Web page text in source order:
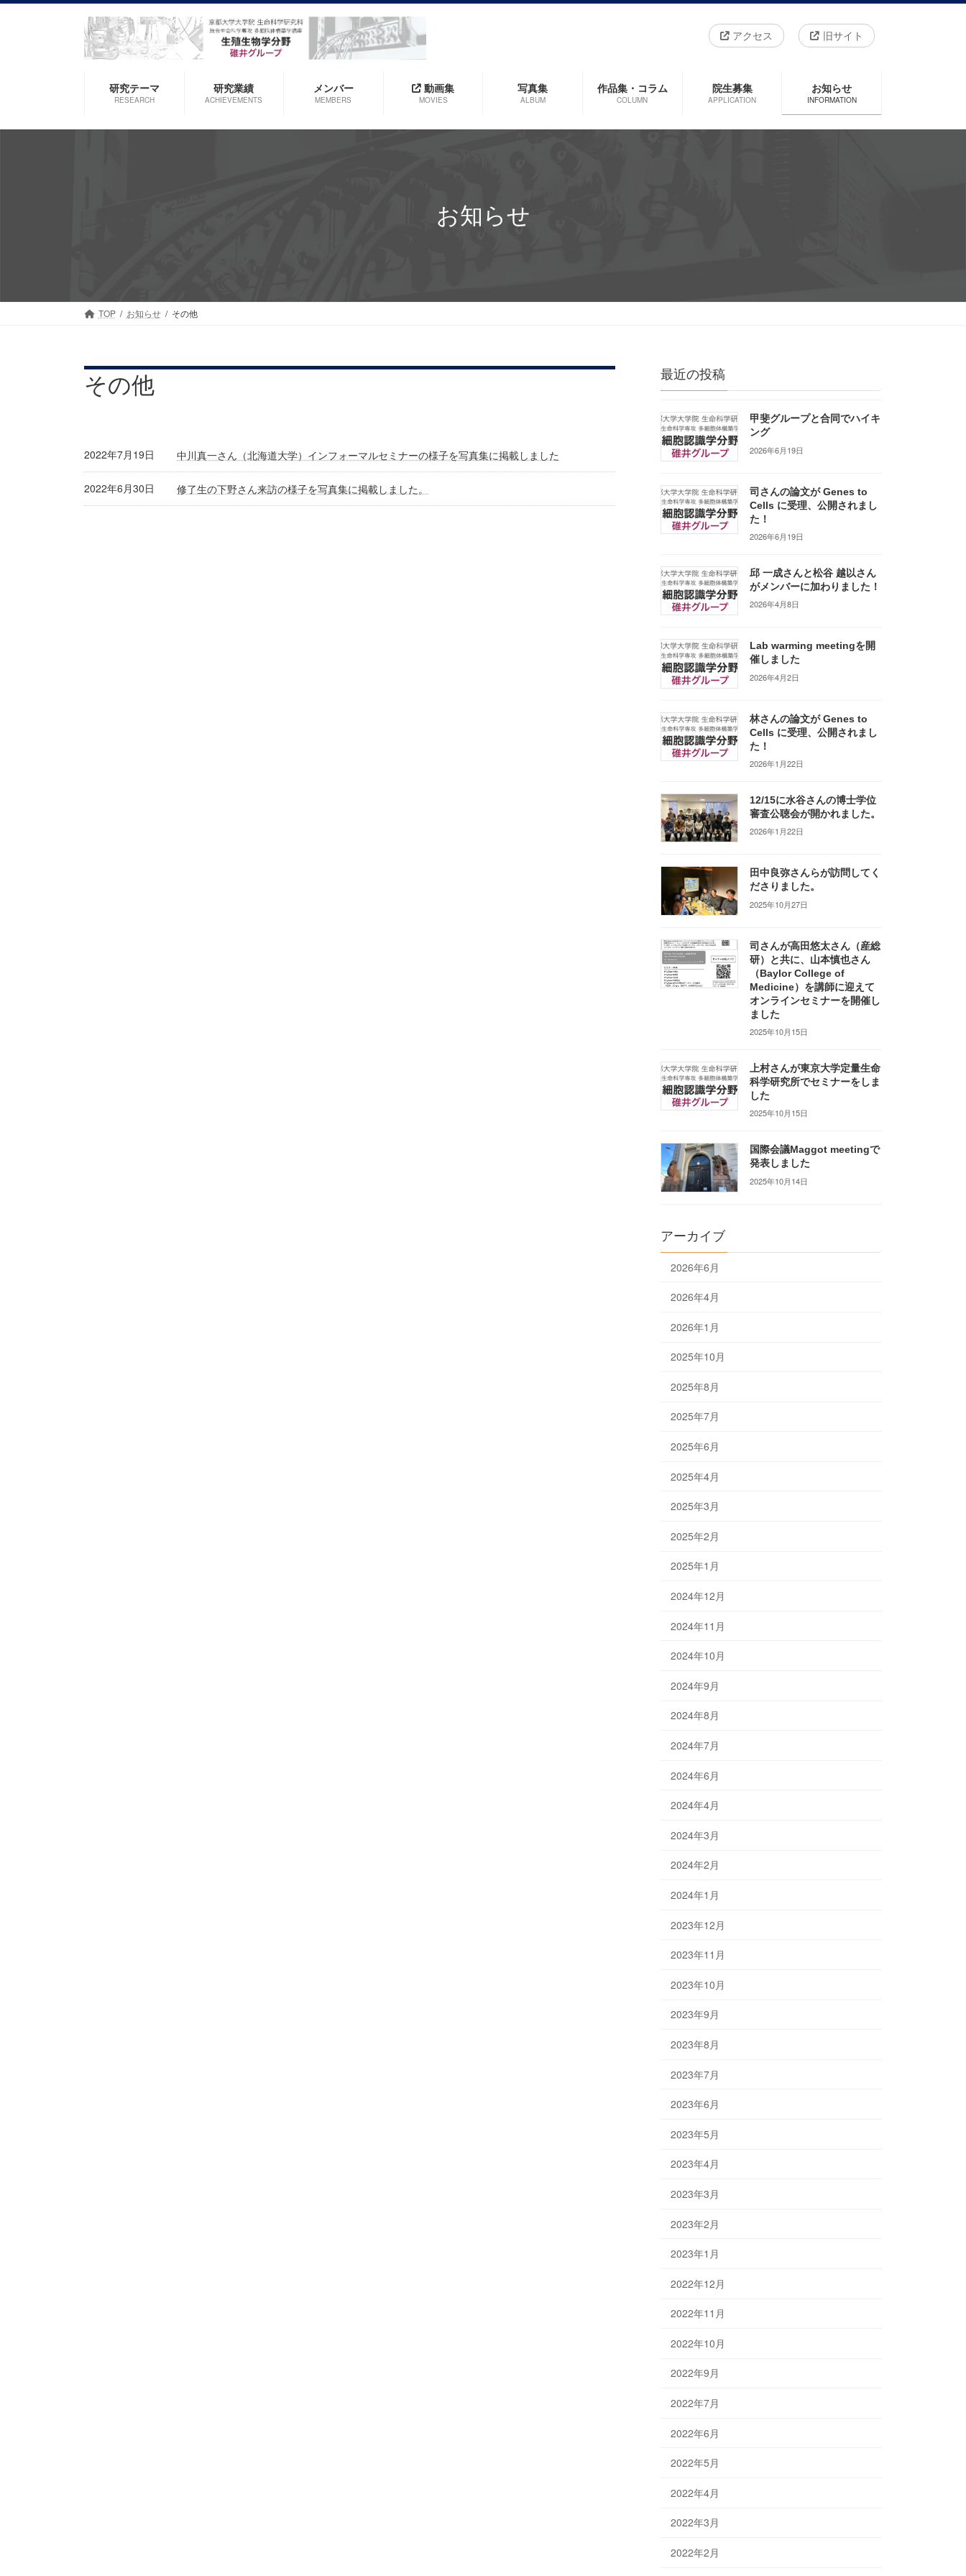
コ
キ
ナ
に
アクセス 旧サイト
研究テーマ
RESEARCH
研究業績
ACHIEVEMENTS
メンバー
MEMBERS
動画集
MOVIES
写真集
ALBUM
作品集・コラム
COLUMN
院生募集
APPLICATION
お知らせ
INFORMATION
お知らせ
TOP お知らせ その他
その他
2022年7月19日 中川真一さん（北海道大学）インフォーマルセミナーの様子を写真集に掲載しました
2022年6月30日 修了生の下野さん来訪の様子を写真集に掲載しました。
最近の投稿
甲斐グループと合同でハイキ
ング
2026年6月19日
司さんの論文が Genes to
Cells に受理、公開されまし
た！
2026年6月19日
邱 一成さんと松谷 越以さん
がメンバーに加わりました！
2026年4月8日
Lab warming meetingを開
催しました
2026年4月2日
林さんの論文が Genes to
Cells に受理、公開されまし
た！
2026年1月22日
12/15に水谷さんの博士学位
審査公聴会が開かれました。
2026年1月22日
田中良弥さんらが訪問してく
ださりました。
2025年10月27日
司さんが高田悠太さん（産総
研）と共に、山本慎也さん
（Baylor College of
Medicine）を講師に迎えて
オンラインセミナーを開催し
ました
2025年10月15日
上村さんが東京大学定量生命
科学研究所でセミナーをしま
した
2025年10月15日
国際会議Maggot meetingで
発表しました
2025年10月14日
アーカイブ
2026年6月
2026年4月
2026年1月
2025年10月
2025年8月
2025年7月
2025年6月
2025年4月
2025年3月
2025年2月
2025年1月
2024年12月
2024年11月
2024年10月
2024年9月
2024年8月
2024年7月
2024年6月
2024年4月
2024年3月
2024年2月
2024年1月
2023年12月
2023年11月
2023年10月
2023年9月
2023年8月
2023年7月
2023年6月
2023年5月
2023年4月
2023年3月
2023年2月
2023年1月
2022年12月
2022年11月
2022年10月
2022年9月
2022年7月
2022年6月
2022年5月
2022年4月
2022年3月
2022年2月